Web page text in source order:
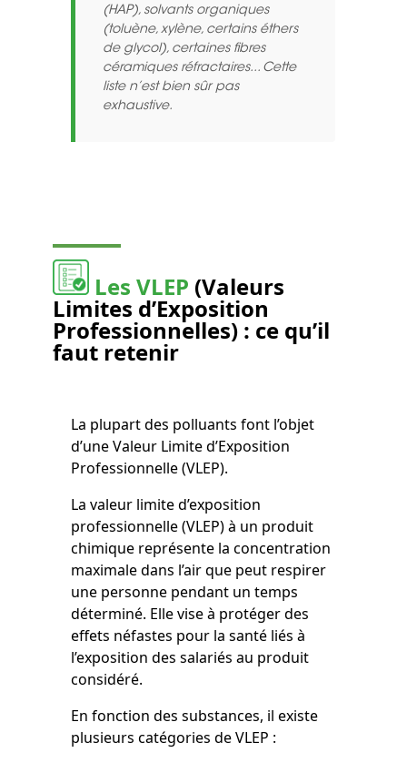
(HAP), solvants organiques
(toluène, xylène, certains éthers
de glycol), certaines fibres
céramiques réfractaires... Cette
liste n’est bien sûr pas
exhaustive.
Les VLEP (Valeurs
Limites d’Exposition
Professionnelles) : ce qu’il
faut retenir
La plupart des polluants font l’objet
d’une Valeur Limite d’Exposition
Professionnelle (VLEP).
La valeur limite d’exposition
professionnelle (VLEP) à un produit
chimique représente la concentration
maximale dans l’air que peut respirer
une personne pendant un temps
déterminé. Elle vise à protéger des
effets néfastes pour la santé liés à
l’exposition des salariés au produit
considéré.
En fonction des substances, il existe
plusieurs catégories de VLEP :